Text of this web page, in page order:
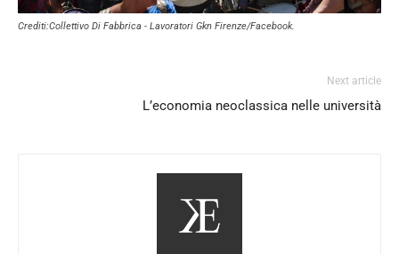
Crediti:Collettivo Di Fabbrica - Lavoratori Gkn Firenze/Facebook.
Next article
L’economia neoclassica nelle università